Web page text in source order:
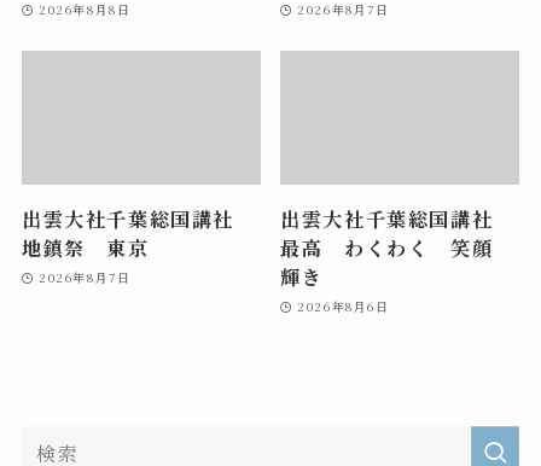
2026年8月8日 2026年8月7日
出雲大社千葉総国講社
地鎮祭 東京
2026年8月7日
出雲大社千葉総国講社
最高 わくわく 笑顔
輝き
2026年8月6日